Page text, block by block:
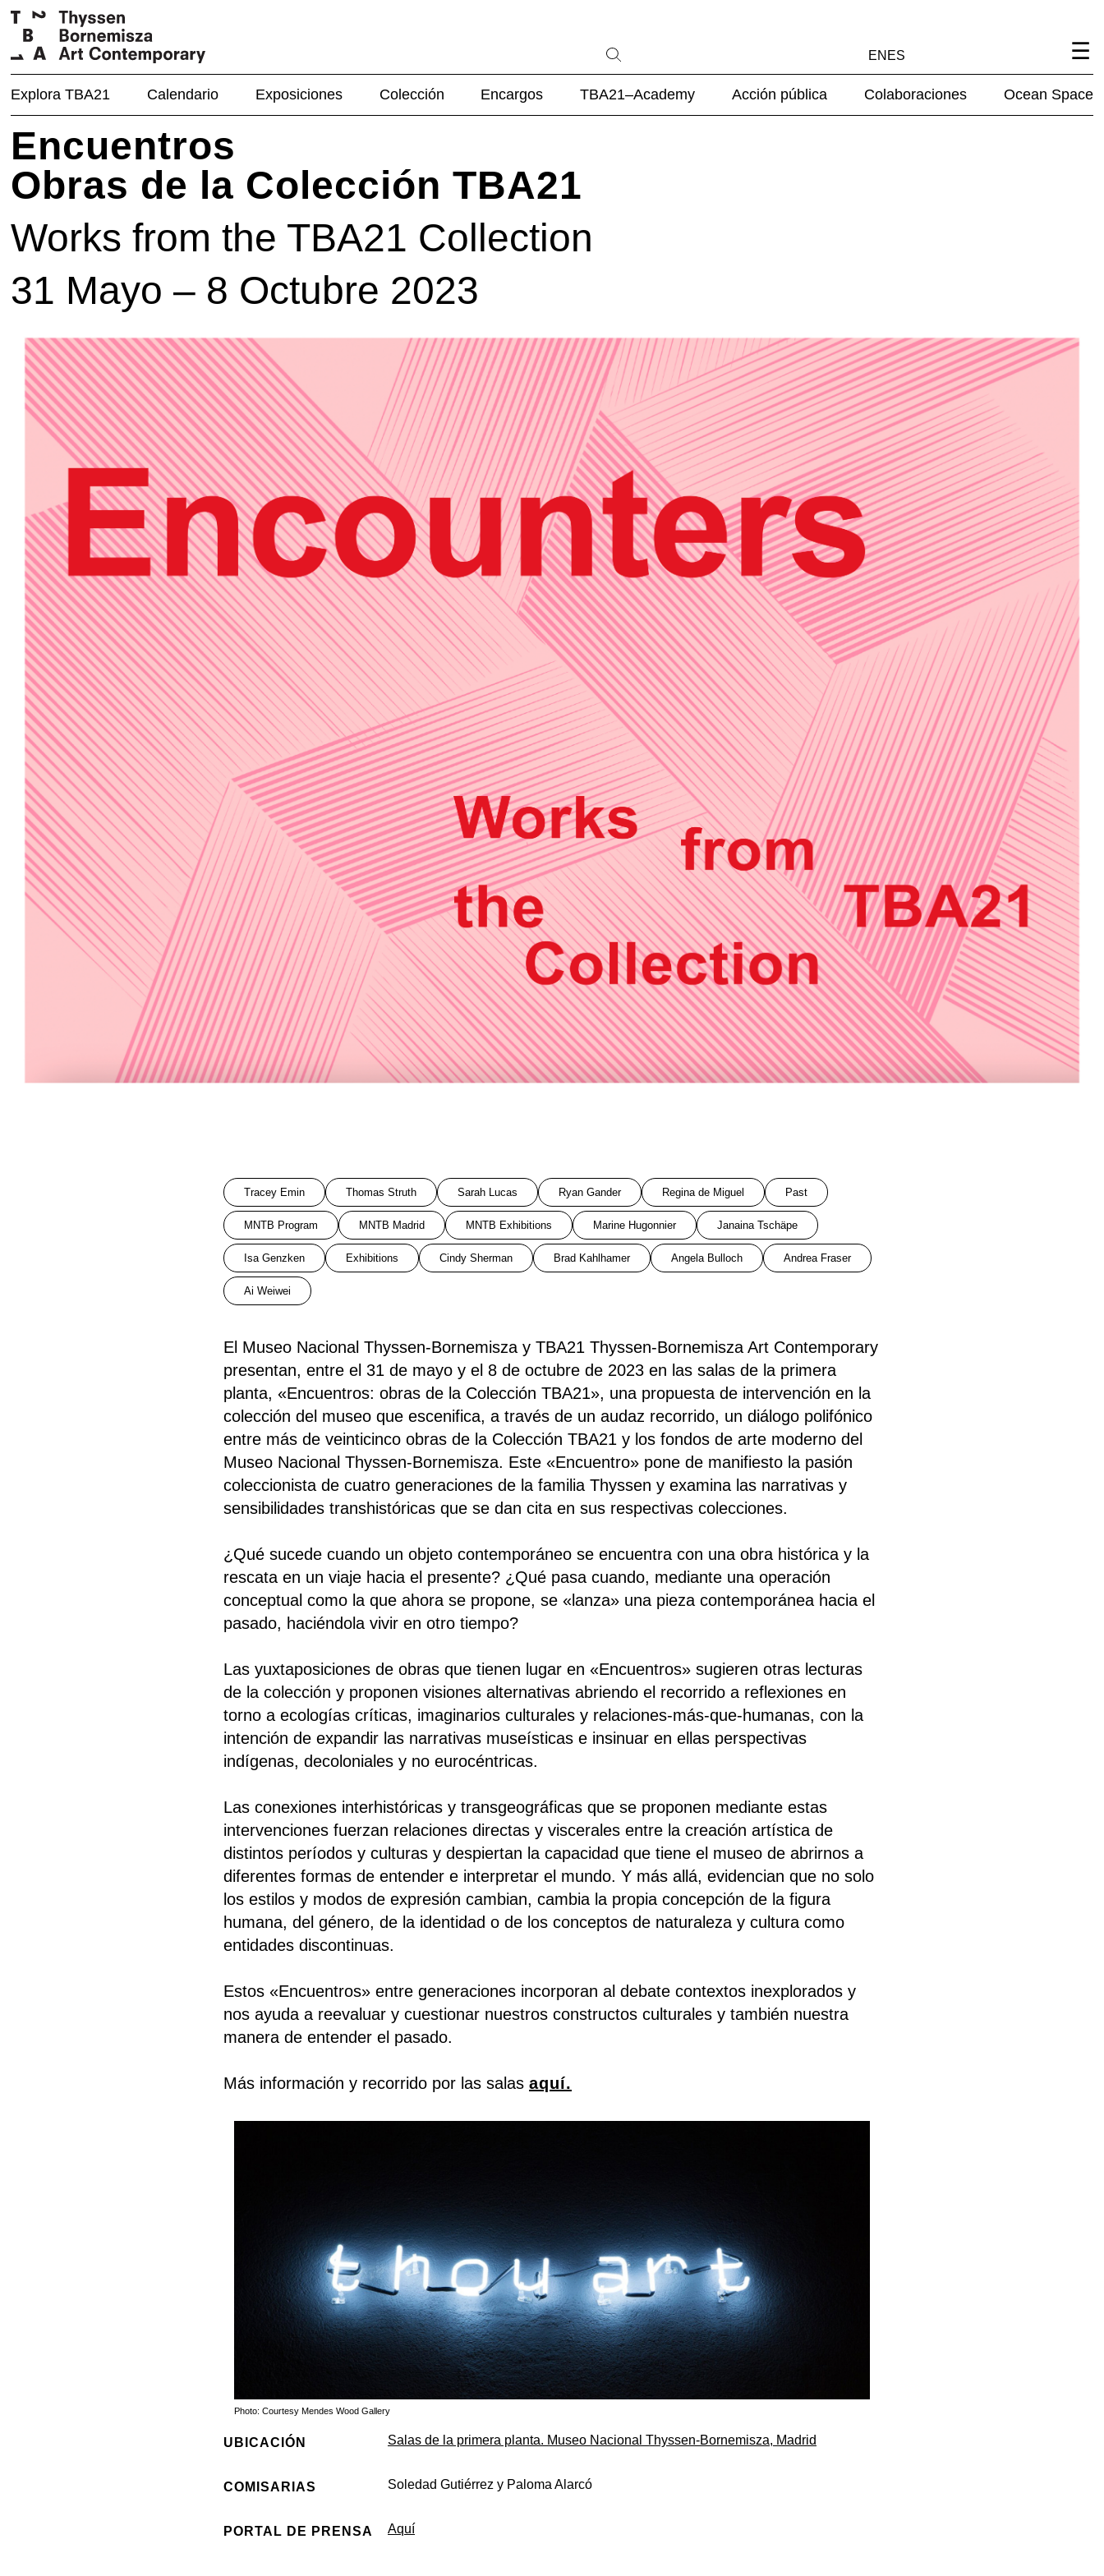
EN ES
Explora TBA21 Calendario Exposiciones Colección Encargos TBA21–Academy Acción pública Colaboraciones Ocean Space
Encuentros
Obras de la Colección TBA21
Works from the TBA21 Collection
31 Mayo – 8 Octubre 2023
Tracey Emin Thomas Struth Sarah Lucas Ryan Gander Regina de Miguel Past
MNTB Program MNTB Madrid MNTB Exhibitions Marine Hugonnier Janaina Tschäpe
Isa Genzken Exhibitions Cindy Sherman Brad Kahlhamer Angela Bulloch Andrea Fraser
Ai Weiwei
El Museo Nacional Thyssen-Bornemisza y TBA21 Thyssen-Bornemisza Art Contemporary
presentan, entre el 31 de mayo y el 8 de octubre de 2023 en las salas de la primera
planta, «Encuentros: obras de la Colección TBA21», una propuesta de intervención en la
colección del museo que escenifica, a través de un audaz recorrido, un diálogo polifónico
entre más de veinticinco obras de la Colección TBA21 y los fondos de arte moderno del
Museo Nacional Thyssen-Bornemisza. Este «Encuentro» pone de manifiesto la pasión
coleccionista de cuatro generaciones de la familia Thyssen y examina las narrativas y
sensibilidades transhistóricas que se dan cita en sus respectivas colecciones.
¿Qué sucede cuando un objeto contemporáneo se encuentra con una obra histórica y la
rescata en un viaje hacia el presente? ¿Qué pasa cuando, mediante una operación
conceptual como la que ahora se propone, se «lanza» una pieza contemporánea hacia el
pasado, haciéndola vivir en otro tiempo?
Las yuxtaposiciones de obras que tienen lugar en «Encuentros» sugieren otras lecturas
de la colección y proponen visiones alternativas abriendo el recorrido a reflexiones en
torno a ecologías críticas, imaginarios culturales y relaciones-más-que-humanas, con la
intención de expandir las narrativas museísticas e insinuar en ellas perspectivas
indígenas, decoloniales y no eurocéntricas.
Las conexiones interhistóricas y transgeográficas que se proponen mediante estas
intervenciones fuerzan relaciones directas y viscerales entre la creación artística de
distintos períodos y culturas y despiertan la capacidad que tiene el museo de abrirnos a
diferentes formas de entender e interpretar el mundo. Y más allá, evidencian que no solo
los estilos y modos de expresión cambian, cambia la propia concepción de la figura
humana, del género, de la identidad o de los conceptos de naturaleza y cultura como
entidades discontinuas.
Estos «Encuentros» entre generaciones incorporan al debate contextos inexplorados y
nos ayuda a reevaluar y cuestionar nuestros constructos culturales y también nuestra
manera de entender el pasado.
Más información y recorrido por las salas aquí.
Photo: Courtesy Mendes Wood Gallery
UBICACIÓN Salas de la primera planta. Museo Nacional Thyssen-Bornemisza, Madrid
COMISARIAS Soledad Gutiérrez y Paloma Alarcó
PORTAL DE PRENSA Aquí